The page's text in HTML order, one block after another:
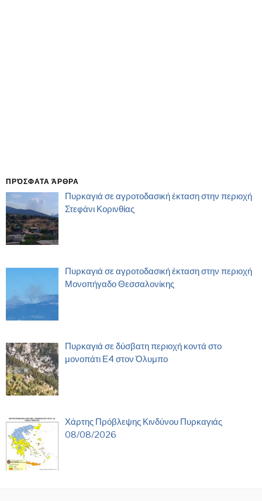
ΠΡΌΣΦΑΤΑ ΆΡΘΡΑ
Πυρκαγιά σε αγροτοδασική έκταση στην περιοχή
Στεφάνι Κορινθίας
Πυρκαγιά σε αγροτοδασική έκταση στην περιοχή
Μονοπήγαδο Θεσσαλονίκης
Πυρκαγιά σε δύσβατη περιοχή κοντά στο
μονοπάτι Ε4 στον Όλυμπο
Χάρτης Πρόβλεψης Κινδύνου Πυρκαγιάς
08/08/2026